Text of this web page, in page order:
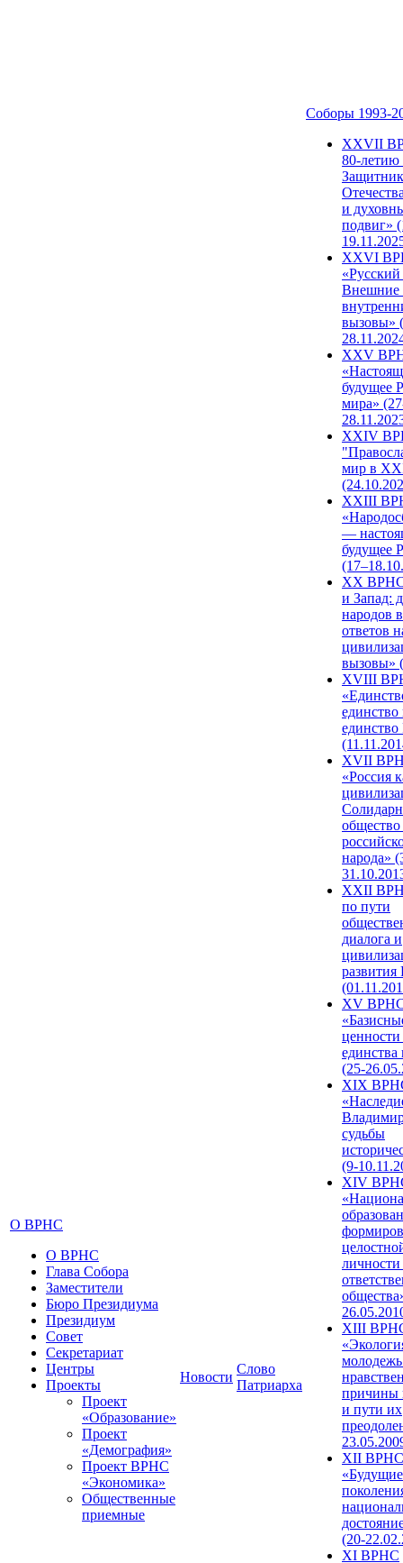
О ВРНС
О ВРНС
Глава Собора
Заместители
Бюро Президиума
Президиум
Совет
Секретариат
Центры
Проекты
Проект
«Образование»
Проект
«Демография»
Проект ВРНС
«Экономика»
Общественные
приемные
Новости
Слово
Патриарха
Соборы 1993-
ХХVII
80-
и
подвиг»
XXVI
Внешние
вызовы»
XXV
будущее
мира»
XXIV
мир в
XXIII
—
будущее
XX ВРНС
и Запад:
народов
ответов
вызовы»
XVIII
единство
единство
XVII
«Россия
народа»
XXII
по пути
диалога и
развития
XV
единства
(25-
XIX
судьбы
(9-
XIV
XIII
причины
и пути их
XII ВРНС
«Будущие
(20-
XI ВРНС